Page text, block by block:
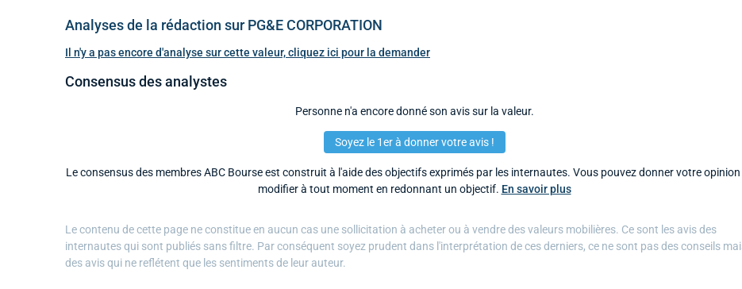
Analyses de la rédaction sur PG&E CORPORATION
Il n'y a pas encore d'analyse sur cette valeur, cliquez ici pour la demander
Consensus des analystes
Personne n'a encore donné son avis sur la valeur.
Soyez le 1er à donner votre avis !
Le consensus des membres ABC Bourse est construit à l'aide des objectifs exprimés par les internautes. Vous pouvez donner votre opinion
modifier à tout moment en redonnant un objectif. En savoir plus
Le contenu de cette page ne constitue en aucun cas une sollicitation à acheter ou à vendre des valeurs mobilières. Ce sont les avis des
internautes qui sont publiés sans filtre. Par conséquent soyez prudent dans l'interprétation de ces derniers, ce ne sont pas des conseils
des avis qui ne reflétent que les sentiments de leur auteur.